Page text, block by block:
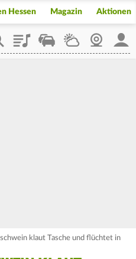
Hessen Magazin Aktionen
PlaylistStaupilotWetterWebcam
klaut Tasche und flüchtet in